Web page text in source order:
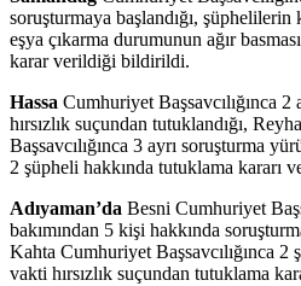
soruşturmaya başlandığı,
eşya çıkarma durumunun ağır
karar verildiği bildirildi.
Hassa Cumhuriyet Başsavcılığınca
hırsızlık suçundan tutuklandığı,
Başsavcılığınca 3 ayrı soruşturma
2 şüpheli hakkında tutuklama kararı
Adıyaman’da Besni Cumhuriyet
bakımından 5 kişi hakkında
Kahta Cumhuriyet Başsavcılığınca 2
vakti hırsızlık suçundan tutuklama